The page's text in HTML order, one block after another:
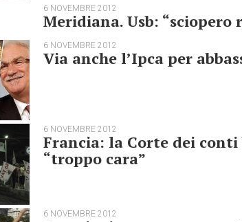
6 NOVEMBRE 2012
Meridiana. Usb: “sciopero
6 NOVEMBRE 2012
Via anche l’Ipca per
6 NOVEMBRE 2012
Francia: la Corte dei conti
“troppo cara”
6 NOVEMBRE 2012